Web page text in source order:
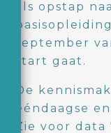
als opstap
september
start gaat.
De
ééndaagse
Zie voor